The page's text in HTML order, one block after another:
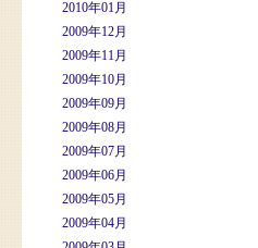
2010年01月
2009年12月
2009年11月
2009年10月
2009年09月
2009年08月
2009年07月
2009年06月
2009年05月
2009年04月